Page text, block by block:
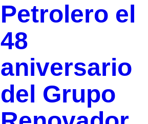
Petrolero el
48
aniversario
del Grupo